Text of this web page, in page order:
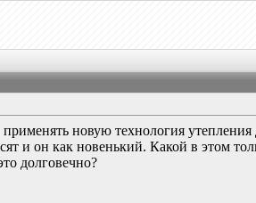
применять новую технология
и он как новенький. Какой в этом
долговечно?